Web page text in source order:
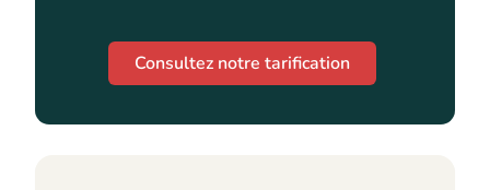
Consultez notre tarification